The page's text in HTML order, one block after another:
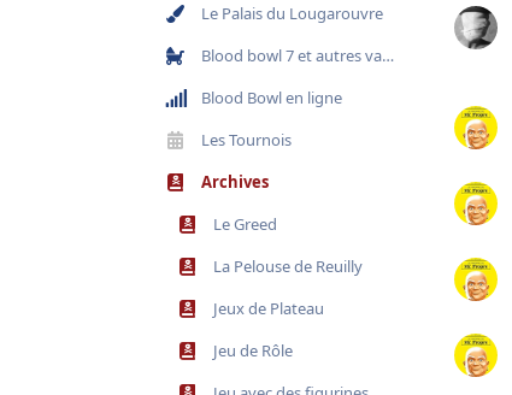
Le Palais du Lougarouvre
Blood bowl 7 et autres variantes
Blood Bowl en ligne
Les Tournois
Archives
Le Greed
La Pelouse de Reuilly
Jeux de Plateau
Jeu de Rôle